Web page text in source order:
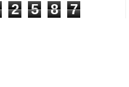
2 5 8 7